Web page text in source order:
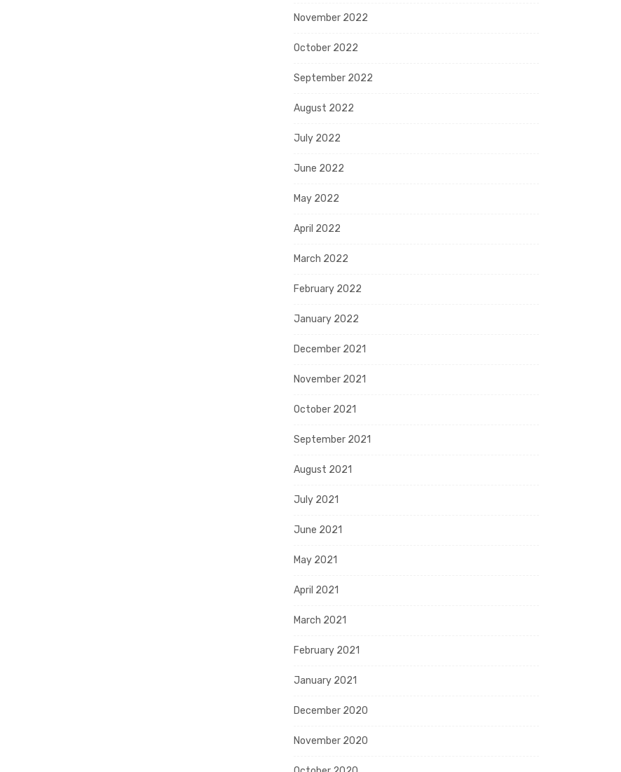
November 2022
October 2022
September 2022
August 2022
July 2022
June 2022
May 2022
April 2022
March 2022
February 2022
January 2022
December 2021
November 2021
October 2021
September 2021
August 2021
July 2021
June 2021
May 2021
April 2021
March 2021
February 2021
January 2021
December 2020
November 2020